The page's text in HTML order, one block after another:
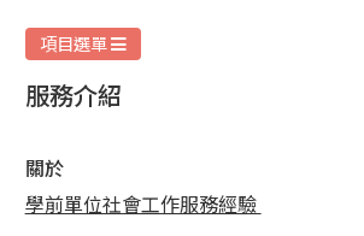
項目選單
服務介紹
關於
學前單位社會工作服務經驗